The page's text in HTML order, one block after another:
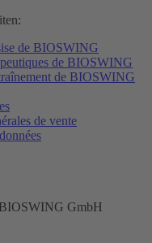
de BIOSWING
de BIOSWING
de BIOSWING
de vente